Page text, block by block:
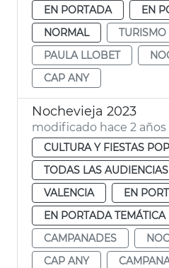
EN PORTADA
EN
NORMAL
TURISMO
PAULA LLOBET
CAP ANY
Nochevieja 2023
modificado hace 2 años
CULTURA Y FIESTAS
TODAS LAS AUDIENCIAS
VALENCIA
EN
EN PORTADA TEMÁTICA
CAMPANADES
CAP ANY